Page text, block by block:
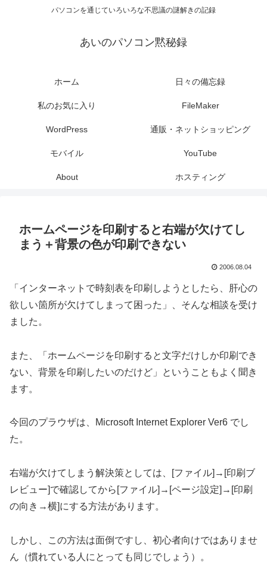
パソコンを通じていろいろな不思議の謎解きの記録
あいのパソコン黙秘録
ホーム 日々の備忘録
私のお気に入り FileMaker
WordPress 通販・ネットショッピング
モバイル YouTube
About ホスティング
ホームページを印刷すると右端が欠けてし
まう＋背景の色が印刷できない
2006.08.04
「インターネットで時刻表を印刷しようとしたら、肝心の
欲しい箇所が欠けてしまって困った」、そんな相談を受け
ました。
また、「ホームページを印刷すると文字だけしか印刷でき
ない、背景を印刷したいのだけど」ということもよく聞き
ます。
今回のプラウザは、Microsoft Internet Explorer Ver6 でし
た。
右端が欠けてしまう解決策としては、[ファイル]→[印刷ブ
レビュー]で確認してから[ファイル]→[ページ設定]→[印刷
の向き→横]にする方法があります。
しかし、この方法は面倒ですし、初心者向けではありませ
ん（慣れている人にとっても同じでしょう）。